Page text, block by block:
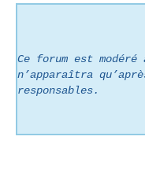
Ce forum est
n’apparaîtra
responsables.